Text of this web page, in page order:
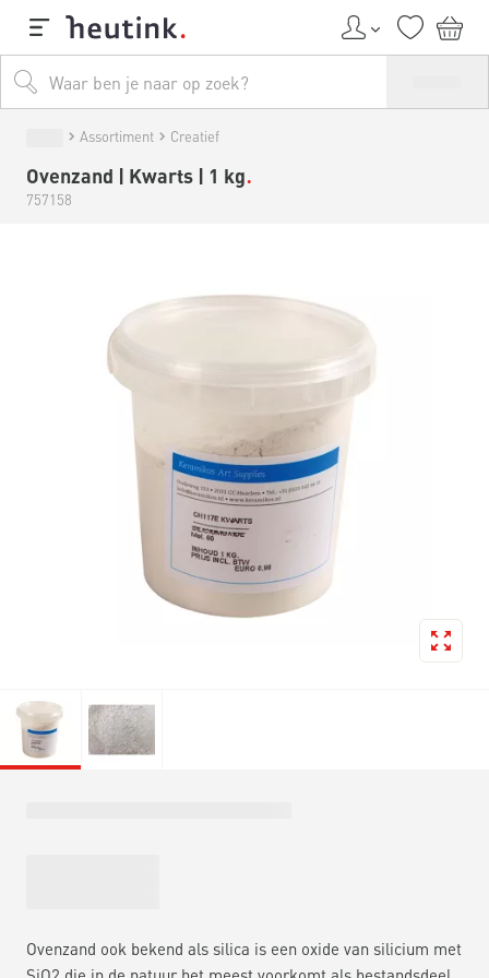
Assortiment Creatief
Ovenzand | Kwarts | 1 kg
757158
Ovenzand ook bekend als silica is een oxide van silicium met